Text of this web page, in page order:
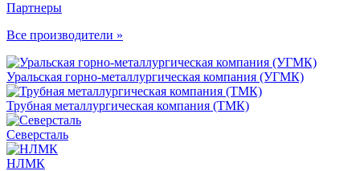
Партнеры
Все производители »
Уральская горно-металлургическая компания (УГМК)
Трубная металлургическая компания (ТМК)
Северсталь
НЛМК